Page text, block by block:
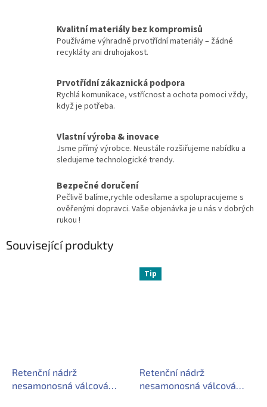
Kvalitní materiály bez kompromisů
Používáme výhradně prvotřídní materiály – žádné
recykláty ani druhojakost.
Prvotřídní zákaznická podpora
Rychlá komunikace, vstřícnost a ochota pomoci vždy,
když je potřeba.
Vlastní výroba & inovace
Jsme přímý výrobce. Neustále rozšiřujeme nabídku a
sledujeme technologické trendy.
Bezpečné doručení
Pečlivě balíme,rychle odesílame a spolupracujeme s
ověřenými dopravci. Vaše objenávka je u nás v dobrých
rukou !
Související produkty
Retenční nádrž
nesamonosná válcová
Tip
Retenční nádrž
nesamonosná válcová